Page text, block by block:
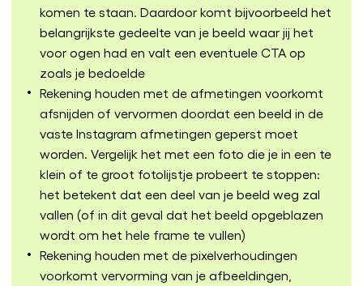
komen te staan. Daardoor komt bijvoorbeeld het
belangrijkste gedeelte van je beeld waar jij het
voor ogen had en valt een eventuele CTA op
zoals je bedoelde
Rekening houden met de afmetingen voorkomt
afsnijden of vervormen doordat een beeld in de
vaste Instagram afmetingen geperst moet
worden. Vergelijk het met een foto die je in een te
klein of te groot fotolijstje probeert te stoppen:
het betekent dat een deel van je beeld weg zal
vallen (of in dit geval dat het beeld opgeblazen
wordt om het hele frame te vullen)
Rekening houden met de pixelverhoudingen
voorkomt vervorming van je afbeeldingen,